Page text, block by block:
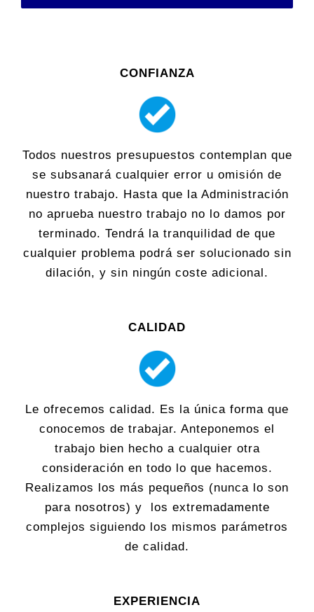
CONFIANZA
Todos nuestros presupuestos contemplan que
se subsanará cualquier error u omisión de
nuestro trabajo. Hasta que la Administración
no aprueba nuestro trabajo no lo damos por
terminado. Tendrá la tranquilidad de que
cualquier problema podrá ser solucionado sin
dilación, y sin ningún coste adicional.
CALIDAD
Le ofrecemos calidad. Es la única forma que
conocemos de trabajar. Anteponemos el
trabajo bien hecho a cualquier otra
consideración en todo lo que hacemos.
Realizamos los más pequeños (nunca lo son
para nosotros) y los extremadamente
complejos siguiendo los mismos parámetros
de calidad.
EXPERIENCIA